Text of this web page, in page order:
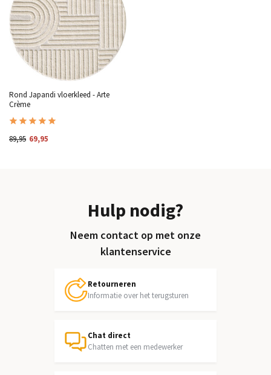
Rond Japandi vloerkleed - Arte
Crème
89,95 69,95
Hulp nodig?
Neem contact op met onze
klantenservice
Retourneren
Informatie over het terugsturen
Chat direct
Chatten met een medewerker